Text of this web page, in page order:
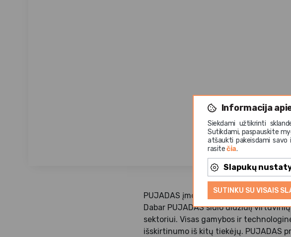
Informacija
Siekdami užtikrinti
Sutikdami, paspauskite
atšaukti pakeisdami savo
rasitečia.
Slapukų
SUTINKU SU VISAIS
PUJADAS įmonė savo veiklą pradėjo
Dabar PUJADAS siūlo didžiulį
sektoriui. Visas gamybos ir
išskirtinumo iš kitų tiekėjų. PUJADAS